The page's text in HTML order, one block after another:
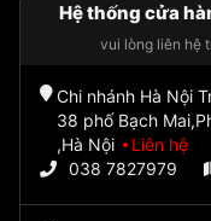
Hệ thống cửa
vui lòng liên hệ
Chi nhánh Hà Nội
38 phố Bạch
,Hà Nội
Liên hệ
038 7827979